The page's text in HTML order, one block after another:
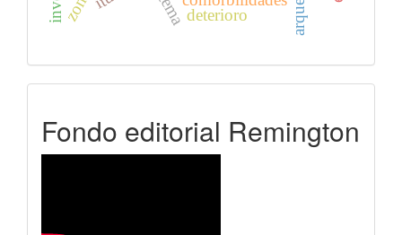
deterioro
Fondo editorial Remington